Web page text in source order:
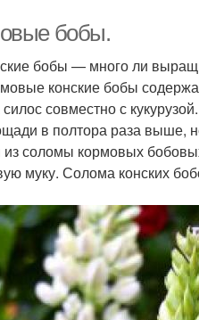
бобы.
бобы — много ли
конские бобы
совместно с
в полтора раза выше,
из соломы кормовых
муку. Солома конских